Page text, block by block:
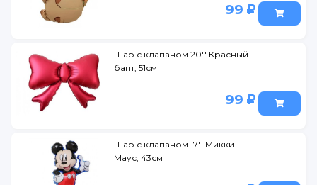
99
Шар с клапаном 20'' Красный
бант, 51см
99
Шар с клапаном 17'' Микки
Маус, 43см